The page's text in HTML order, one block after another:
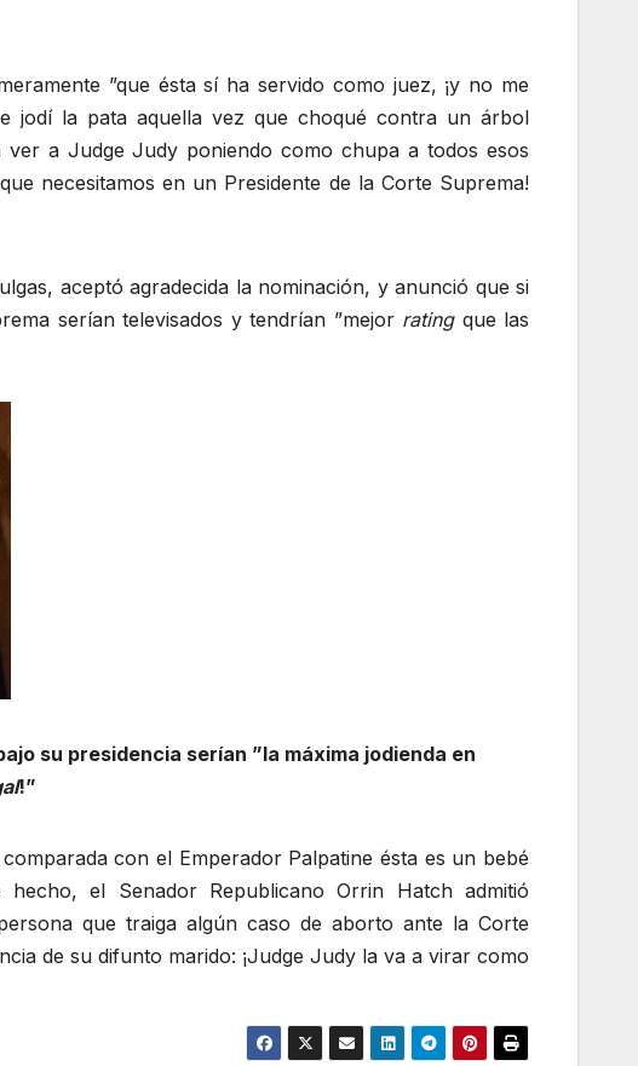
”que ésta sí ha servido como juez, ¡y no me
jodí la pata aquella vez que choqué contra un árbol
a Judge Judy poniendo como chupa a todos esos
necesitamos en un Presidente de la Corte Suprema!
aceptó agradecida la nominación, y anunció que si
serían televisados y tendrían ”mejor ratingque las
su presidencia serían ”la máxima jodienda en
!”
con el Emperador Palpatine ésta es un bebé
el Senador Republicano Orrin Hatch admitió
que traiga algún caso de aborto ante la Corte
de su difunto marido: ¡Judge Judy la va a virar como